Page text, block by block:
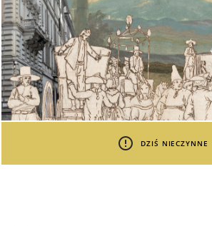
DZIŚ NIECZYNNE